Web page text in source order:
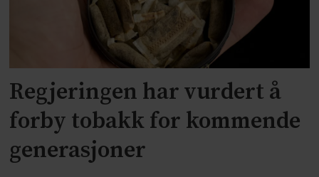
Regjeringen har vurdert å
forby tobakk for kommende
generasjoner